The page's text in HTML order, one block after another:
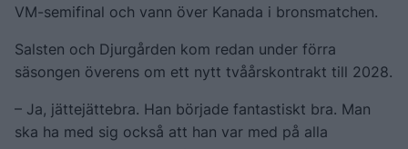
VM-semifinal och vann över Kanada i bronsmatchen.
Salsten och Djurgården kom redan under förra
säsongen överens om ett nytt tvåårskontrakt till 2028.
– Ja, jättejättebra. Han började fantastiskt bra. Man
ska ha med sig också att han var med på alla